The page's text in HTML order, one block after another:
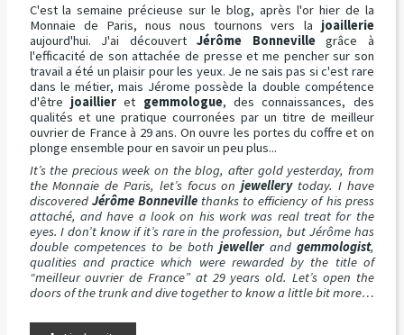
C'est la semaine précieuse sur le blog, après l'or hier de la
Monnaie de Paris, nous nous tournons vers la joaillerie
aujourd'hui. J'ai découvertJérôme Bonnevillegrâce à
l'efficacité de son attachée de presse et me pencher sur son
travail a été un plaisir pour les yeux. Je ne sais pas si c'est rare
dans le métier, mais Jérome possède la double compétence
d'être joaillieret gemmologue, des connaissances, des
qualités et une pratique courronées par un titre de meilleur
ouvrier de France à 29 ans. On ouvre les portes du coffre et on
plonge ensemble pour en savoir un peu plus...
It’s the precious week on the blog, after gold yesterday, from
the Monnaie de Paris, let’s focus onjewellerytoday. I have
discovered Jérôme Bonnevillethanks to efficiency of his press
attaché, and have a look on his work was real treat for the
eyes. I don’t know if it’s rare in the profession, but Jérôme has
double competences to be both jewellerand gemmologist,
qualities and practice which were rewarded by the title of
“meilleur ouvrier de France” at 29 years old. Let’s open the
doors of the trunk and dive together to know a little bit more…